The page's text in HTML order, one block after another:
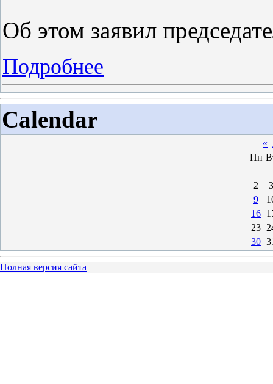
Об этом заявил
Подробнее
Calendar
«
Пн
2
3
9
16
23
30
Полная версия сайта